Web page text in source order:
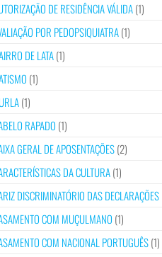
DE RESIDÊNCIA VÁLIDA(1)
POR PEDOPSIQUIATRA(1)
DE LATA(1)
(1)
(1)
RAPADO (1)
GERAL DE APOSENTAÇÕES(2)
DA CULTURA(1)
DISCRIMINATÓRIO DAS DECLARAÇÕES
COM MUÇULMANO (1)
COM NACIONAL PORTUGUÊS(1)